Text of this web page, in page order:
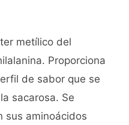
metílico del
Proporciona
de sabor que se
sacarosa. Se
sus aminoácidos